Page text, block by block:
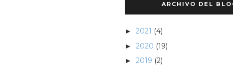
ARCHIVO DEL
► 2021 (4)
► 2020 (19)
► 2019 (2)